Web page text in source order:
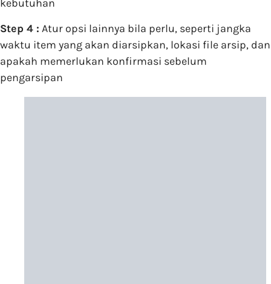
kebutuhan
Step 4 : Atur opsi lainnya bila perlu, seperti jangka
waktu item yang akan diarsipkan, lokasi file arsip, dan
apakah memerlukan konfirmasi sebelum
pengarsipan